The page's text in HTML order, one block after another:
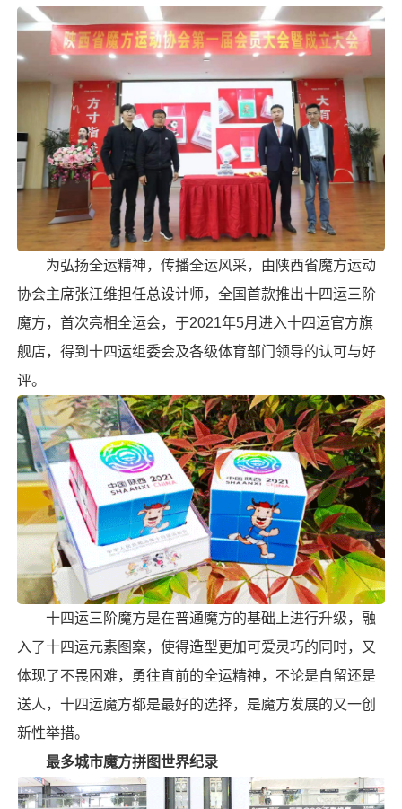
为弘扬全运精神，传播全运风采，由陕西省魔方运动
协会主席张江维担任总设计师，全国首款推出十四运三阶
魔方，首次亮相全运会，于2021年5月进入十四运官方旗
舰店，得到十四运组委会及各级体育部门领导的认可与好
评。
十四运三阶魔方是在普通魔方的基础上进行升级，融
入了十四运元素图案，使得造型更加可爱灵巧的同时，又
体现了不畏困难，勇往直前的全运精神，不论是自留还是
送人，十四运魔方都是最好的选择，是魔方发展的又一创
新性举措。
最多城市魔方拼图世界纪录